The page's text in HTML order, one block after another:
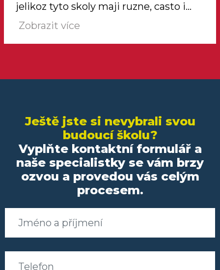
jelikoz tyto skoly maji ruzne, casto i
slozite, systemy. Spoustu veci bylo
zarizeno za me a mela jsem tak vice
casu a mene stresu, ze delam neco
agenturu kazdemu, kdo chce do
Zobrazit více
Ještě jste si nevybrali svou
budoucí školu?
Vyplňte kontaktní formulář a
naše specialistky se vám brzy
ozvou a provedou vás celým
procesem.